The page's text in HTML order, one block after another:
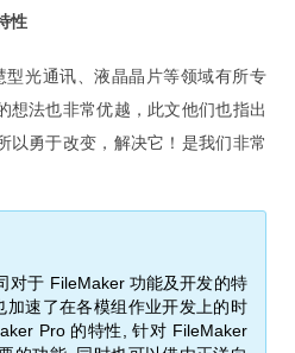
鍵
性
光通讯、液晶晶片等领域有所专
想法也非常优越，此文他们也指出
以勇于改变，解决它！是我们非常
对于 FileMaker 功能及开发的特
加速了在各模组作业开发上的时
Pro 的特性, 针对 FileMaker